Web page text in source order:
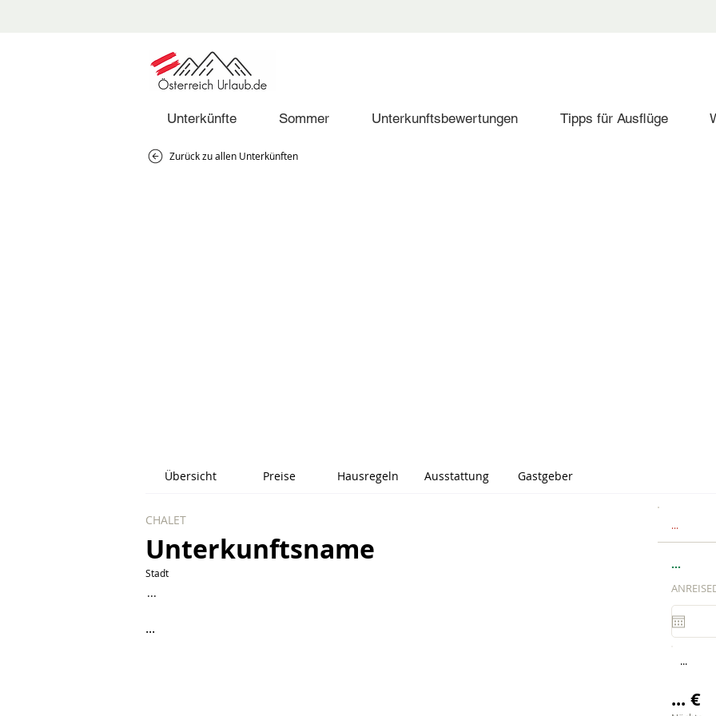
Unterkünfte Sommer Unterkunftsbewertungen Tipps für Ausflüge
Zurück zu allen Unterkünften
Übersicht Preise Hausregeln Ausstattung Gastgeber
CHALET
Unterkunftsname
Stadt
...
...
...
...
...
... €